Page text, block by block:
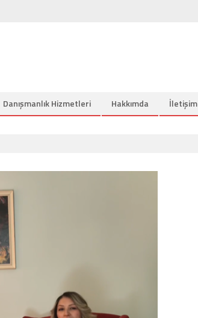
Danışmanlık Hizmetleri Hakkımda İletişim